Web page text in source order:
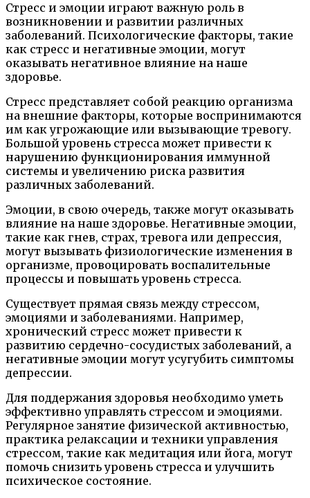
Стресс и эмоции играют важную роль в
возникновении и развитии различных
заболеваний. Психологические факторы, такие
как стресс и негативные эмоции, могут
оказывать негативное влияние на наше
здоровье.
Стресс представляет собой реакцию организма
на внешние факторы, которые воспринимаются
им как угрожающие или вызывающие тревогу.
Большой уровень стресса может привести к
нарушению функционирования иммунной
системы и увеличению риска развития
различных заболеваний.
Эмоции, в свою очередь, также могут оказывать
влияние на наше здоровье. Негативные эмоции,
такие как гнев, страх, тревога или депрессия,
могут вызывать физиологические изменения в
организме, провоцировать воспалительные
процессы и повышать уровень стресса.
Существует прямая связь между стрессом,
эмоциями и заболеваниями. Например,
хронический стресс может привести к
развитию сердечно-сосудистых заболеваний, а
негативные эмоции могут усугубить симптомы
депрессии.
Для поддержания здоровья необходимо уметь
эффективно управлять стрессом и эмоциями.
Регулярное занятие физической активностью,
практика релаксации и техники управления
стрессом, такие как медитация или йога, могут
помочь снизить уровень стресса и улучшить
психическое состояние.